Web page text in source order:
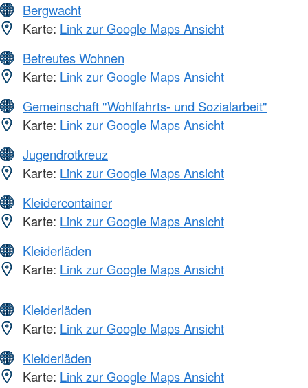
Bergwacht
Karte: Link zur Google Maps Ansicht
Betreutes Wohnen
Karte: Link zur Google Maps Ansicht
Gemeinschaft "Wohlfahrts- und Sozialarbeit"
Karte: Link zur Google Maps Ansicht
Jugendrotkreuz
Karte: Link zur Google Maps Ansicht
Kleidercontainer
Karte: Link zur Google Maps Ansicht
Kleiderläden
Karte: Link zur Google Maps Ansicht
Kleiderläden
Karte: Link zur Google Maps Ansicht
Kleiderläden
Karte: Link zur Google Maps Ansicht